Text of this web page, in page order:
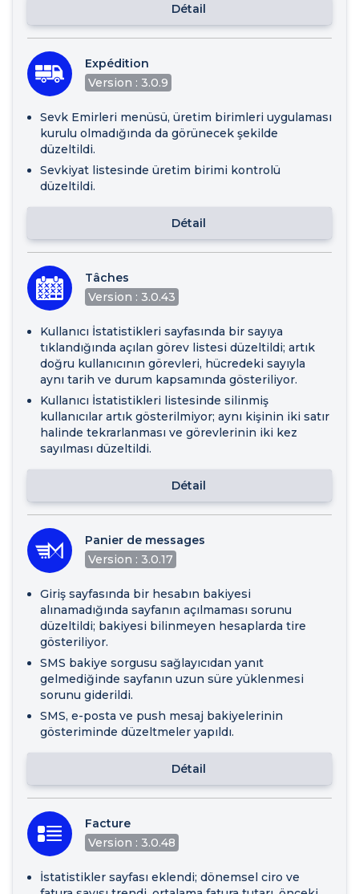
Détail
Expédition
Version : 3.0.9
Sevk Emirleri menüsü, üretim birimleri uygulaması
kurulu olmadığında da görünecek şekilde
düzeltildi.
Sevkiyat listesinde üretim birimi kontrolü
düzeltildi.
Détail
Tâches
Version : 3.0.43
Kullanıcı İstatistikleri sayfasında bir sayıya
tıklandığında açılan görev listesi düzeltildi; artık
doğru kullanıcının görevleri, hücredeki sayıyla
aynı tarih ve durum kapsamında gösteriliyor.
Kullanıcı İstatistikleri listesinde silinmiş
kullanıcılar artık gösterilmiyor; aynı kişinin iki satır
halinde tekrarlanması ve görevlerinin iki kez
sayılması düzeltildi.
Détail
Panier de messages
Version : 3.0.17
Giriş sayfasında bir hesabın bakiyesi
alınamadığında sayfanın açılmaması sorunu
düzeltildi; bakiyesi bilinmeyen hesaplarda tire
gösteriliyor.
SMS bakiye sorgusu sağlayıcıdan yanıt
gelmediğinde sayfanın uzun süre yüklenmesi
sorunu giderildi.
SMS, e-posta ve push mesaj bakiyelerinin
gösteriminde düzeltmeler yapıldı.
Détail
Facture
Version : 3.0.48
İstatistikler sayfası eklendi; dönemsel ciro ve